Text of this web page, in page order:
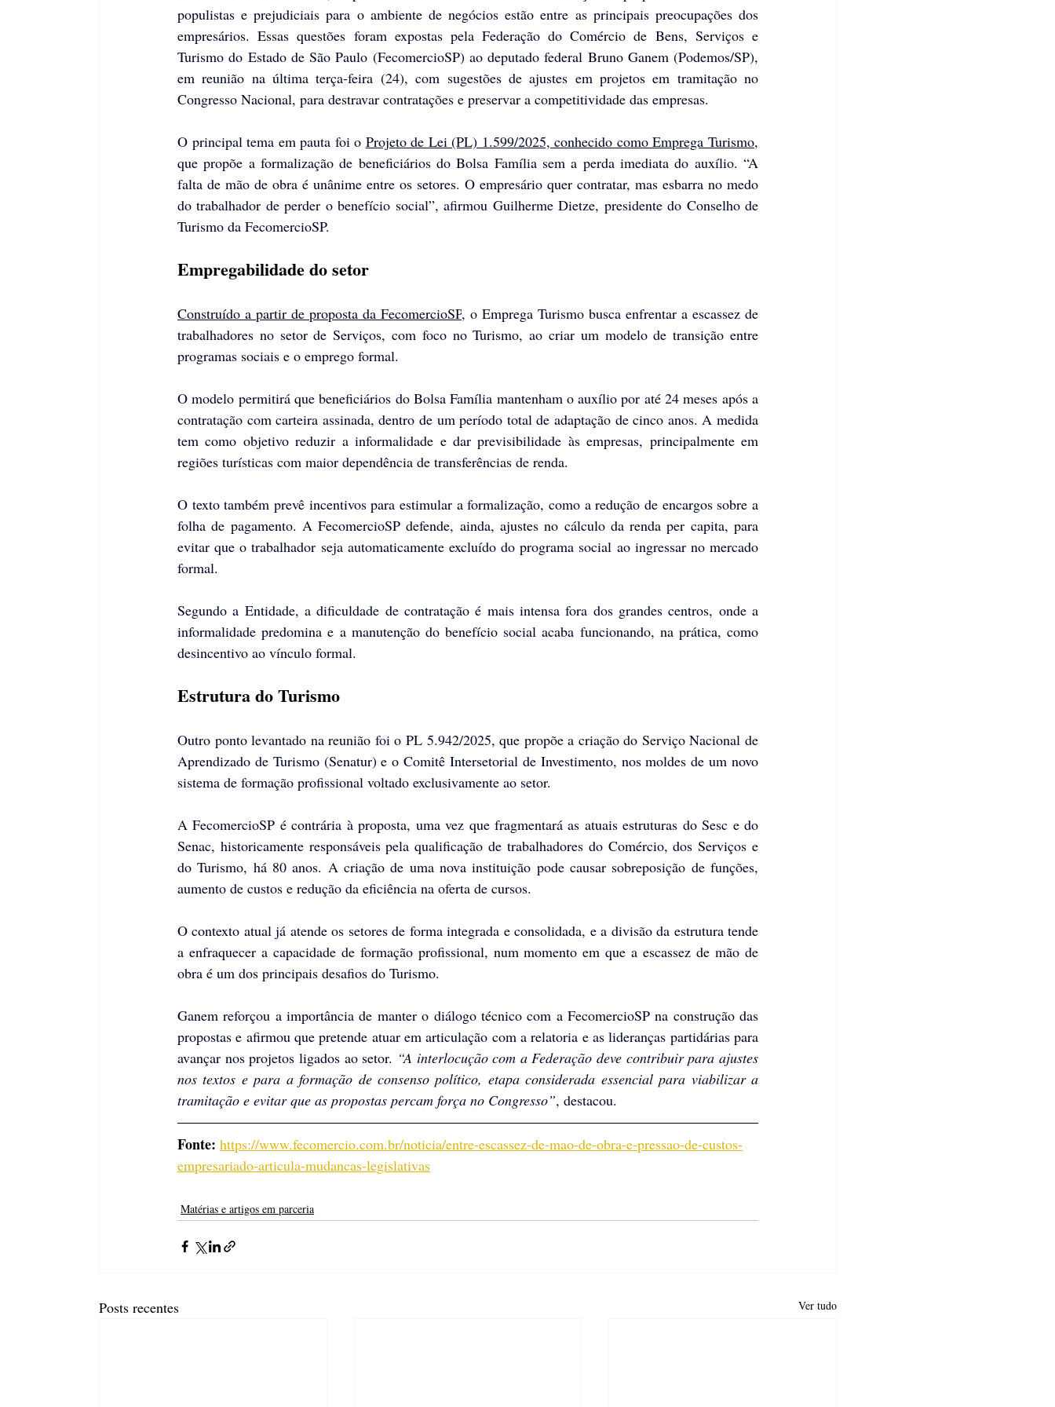
populistas e prejudiciais para o ambiente de negócios estão entre as principais preocupações dos
empresários. Essas questões foram expostas pela Federação do Comércio de Bens, Serviços e
Turismo do Estado de São Paulo (FecomercioSP) ao deputado federal Bruno Ganem (Podemos/SP),
em reunião na última terça-feira (24), com sugestões de ajustes em projetos em tramitação no
Congresso Nacional, para destravar contratações e preservar a competitividade das empresas.
O principal tema em pauta foi o Projeto de Lei (PL) 1.599/2025, conhecido como Emprega Turismo,
que propõe a formalização de beneficiários do Bolsa Família sem a perda imediata do auxílio. “A
falta de mão de obra é unânime entre os setores. O empresário quer contratar, mas esbarra no medo
do trabalhador de perder o benefício social”, afirmou Guilherme Dietze, presidente do Conselho de
Turismo da FecomercioSP.
Empregabilidade do setor
Construído a partir de proposta da FecomercioSP, o Emprega Turismo busca enfrentar a escassez de
trabalhadores no setor de Serviços, com foco no Turismo, ao criar um modelo de transição entre
programas sociais e o emprego formal.
O modelo permitirá que beneficiários do Bolsa Família mantenham o auxílio por até 24 meses após a
contratação com carteira assinada, dentro de um período total de adaptação de cinco anos. A medida
tem como objetivo reduzir a informalidade e dar previsibilidade às empresas, principalmente em
regiões turísticas com maior dependência de transferências de renda.
O texto também prevê incentivos para estimular a formalização, como a redução de encargos sobre a
folha de pagamento. A FecomercioSP defende, ainda, ajustes no cálculo da renda per capita, para
evitar que o trabalhador seja automaticamente excluído do programa social ao ingressar no mercado
formal.
Segundo a Entidade, a dificuldade de contratação é mais intensa fora dos grandes centros, onde a
informalidade predomina e a manutenção do benefício social acaba funcionando, na prática, como
desincentivo ao vínculo formal.
Estrutura do Turismo
Outro ponto levantado na reunião foi o PL 5.942/2025, que propõe a criação do Serviço Nacional de
Aprendizado de Turismo (Senatur) e o Comitê Intersetorial de Investimento, nos moldes de um novo
sistema de formação profissional voltado exclusivamente ao setor.
A FecomercioSP é contrária à proposta, uma vez que fragmentará as atuais estruturas do Sesc e do
Senac, historicamente responsáveis pela qualificação de trabalhadores do Comércio, dos Serviços e
do Turismo, há 80 anos. A criação de uma nova instituição pode causar sobreposição de funções,
aumento de custos e redução da eficiência na oferta de cursos.
O contexto atual já atende os setores de forma integrada e consolidada, e a divisão da estrutura tende
a enfraquecer a capacidade de formação profissional, num momento em que a escassez de mão de
obra é um dos principais desafios do Turismo.
Ganem reforçou a importância de manter o diálogo técnico com a FecomercioSP na construção das
propostas e afirmou que pretende atuar em articulação com a relatoria e as lideranças partidárias para
avançar nos projetos ligados ao setor. “A interlocução com a Federação deve contribuir para ajustes
nos textos e para a formação de consenso político, etapa considerada essencial para viabilizar a
tramitação e evitar que as propostas percam força no Congresso”, destacou.
Fonte: https://www.fecomercio.com.br/noticia/entre-escassez-de-mao-de-obra-e-pressao-de-custos-
empresariado-articula-mudancas-legislativas
Matérias e artigos em parceria
Posts recentes Ver tudo